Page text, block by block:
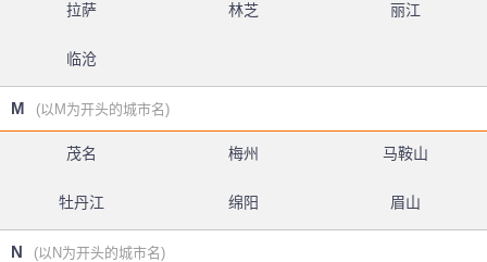
拉萨 林芝 丽江
临沧
M (以M为开头的城市名)
茂名 梅州 马鞍山
牡丹江 绵阳 眉山
N (以N为开头的城市名)